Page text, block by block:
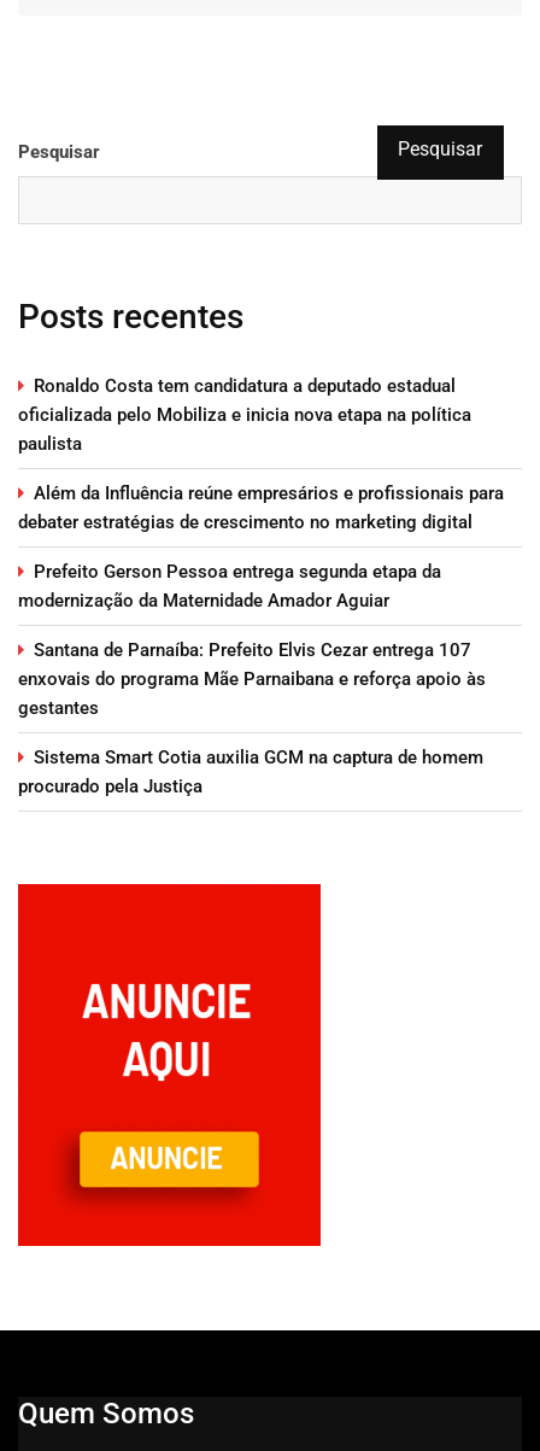
Pesquisar Pesquisar
Posts recentes
Ronaldo Costa tem candidatura a deputado estadual
oficializada pelo Mobiliza e inicia nova etapa na política
paulista
Além da Influência reúne empresários e profissionais para
debater estratégias de crescimento no marketing digital
Prefeito Gerson Pessoa entrega segunda etapa da
modernização da Maternidade Amador Aguiar
Santana de Parnaíba: Prefeito Elvis Cezar entrega 107
enxovais do programa Mãe Parnaibana e reforça apoio às
gestantes
Sistema Smart Cotia auxilia GCM na captura de homem
procurado pela Justiça
Quem Somos